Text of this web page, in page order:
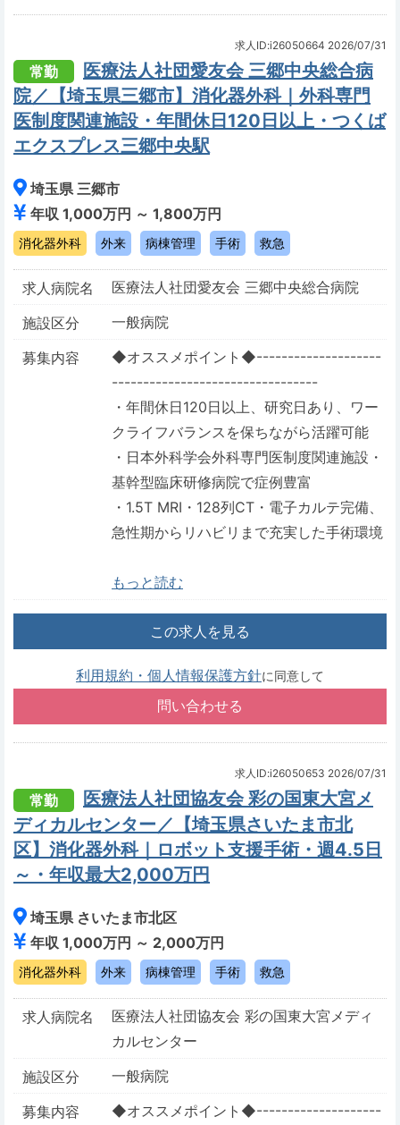
求人ID:i26050664 2026/07/31
常勤
医療法人社団愛友会 三郷中央総合病
院／【埼玉県三郷市】消化器外科｜外科専門
医制度関連施設・年間休日120日以上・つくば
エクスプレス三郷中央駅
埼玉県 三郷市
年収 1,000万円 ～ 1,800万円
消化器外科 外来 病棟管理 手術 救急
求人病院名
医療法人社団愛友会 三郷中央総合病院
施設区分
一般病院
募集内容
◆オススメポイント◆--------------------
---------------------------------
・年間休日120日以上、研究日あり、ワー
クライフバランスを保ちながら活躍可能
・日本外科学会外科専門医制度関連施設・
基幹型臨床研修病院で症例豊富
・1.5T MRI・128列CT・電子カルテ完備、
急性期からリハビリまで充実した手術環境
もっと読む
この求人を見る
利用規約・個人情報保護方針に同意して
求人ID:i26050653 2026/07/31
常勤
医療法人社団協友会 彩の国東大宮メ
ディカルセンター／【埼玉県さいたま市北
区】消化器外科｜ロボット支援手術・週4.5日
～・年収最大2,000万円
埼玉県 さいたま市北区
年収 1,000万円 ～ 2,000万円
消化器外科 外来 病棟管理 手術 救急
求人病院名
医療法人社団協友会 彩の国東大宮メディ
カルセンター
施設区分
一般病院
募集内容
◆オススメポイント◆--------------------